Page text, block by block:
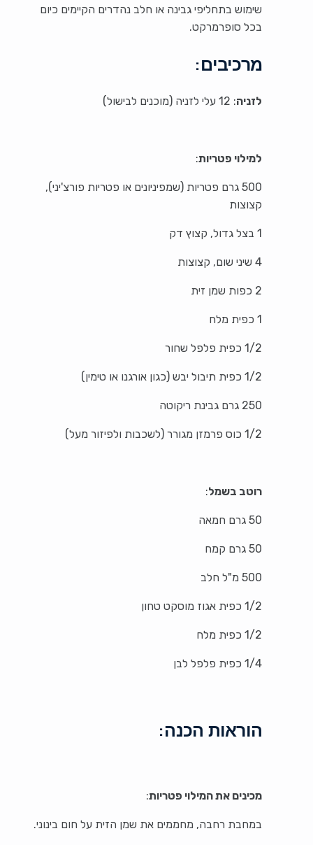
שימוש בתחליפי גבינה או חלב נהדרים הקיימים כיום
בכל סופרמרקט.
מרכיבים:
לזניה: 12 עלי לזניה (מוכנים לבישול)
למילוי פטריות:
500 גרם פטריות (שמפיניונים או פטריות פורצ'יני),
קצוצות
1 בצל גדול, קצוץ דק
4 שיני שום, קצוצות
2 כפות שמן זית
1 כפית מלח
1/2 כפית פלפל שחור
1/2 כפית תיבול יבש (כגון אורגנו או טימין)
250 גרם גבינת ריקוטה
1/2 כוס פרמזן מגורר (לשכבות ולפיזור מעל)
רוטב בשמל:
50 גרם חמאה
50 גרם קמח
500 מ"ל חלב
1/2 כפית אגוז מוסקט טחון
1/2 כפית מלח
1/4 כפית פלפל לבן
הוראות הכנה:
מכינים את המילוי פטריות:
במחבת רחבה, מחממים את שמן הזית על חום בינוני.